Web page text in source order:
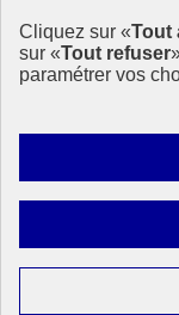
Cliquez sur «Tout
sur «Tout refuser
paramétrer vos